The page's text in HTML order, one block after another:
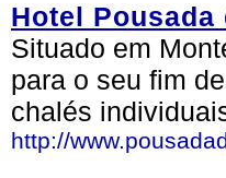
Hotel Pousada
Situado em
para o seu fim
chalés
http://